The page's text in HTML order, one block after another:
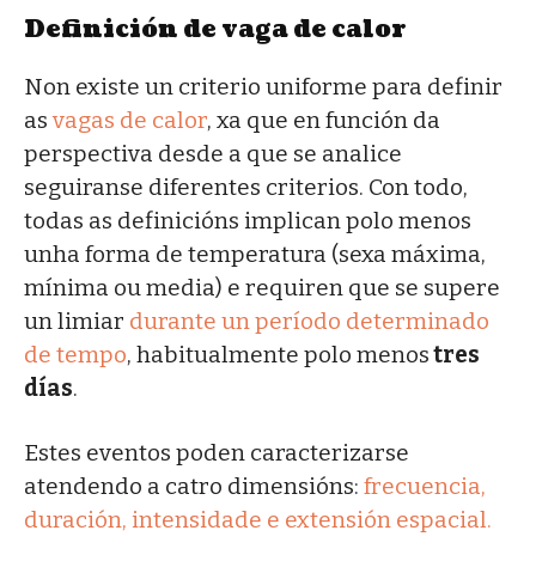
Definición de vaga de calor
Non existe un criterio uniforme para definir
asvagas de calor, xa que en función da
perspectiva desde a que se analice
seguiranse diferentes criterios. Con todo,
todas as definicións implican polo menos
unha forma de temperatura (sexa máxima,
mínima ou media) e requiren que se supere
un limiar durante un período determinado
de tempo, habitualmente polo menostres
días.
Estes eventos poden caracterizarse
atendendo a catro dimensións: frecuencia,
duración, intensidade e extensión espacial.